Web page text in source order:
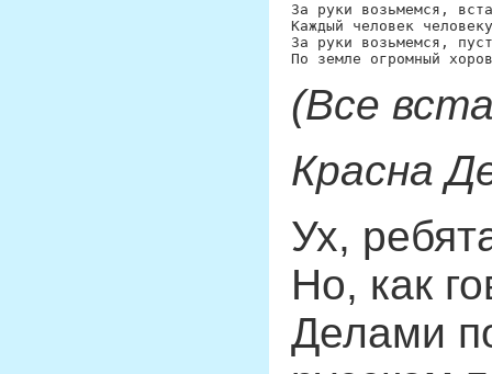
За руки возьмемся,
Каждый человек
За руки возьмемся,
(Все
Красна
Ух,
Но, как
Делами